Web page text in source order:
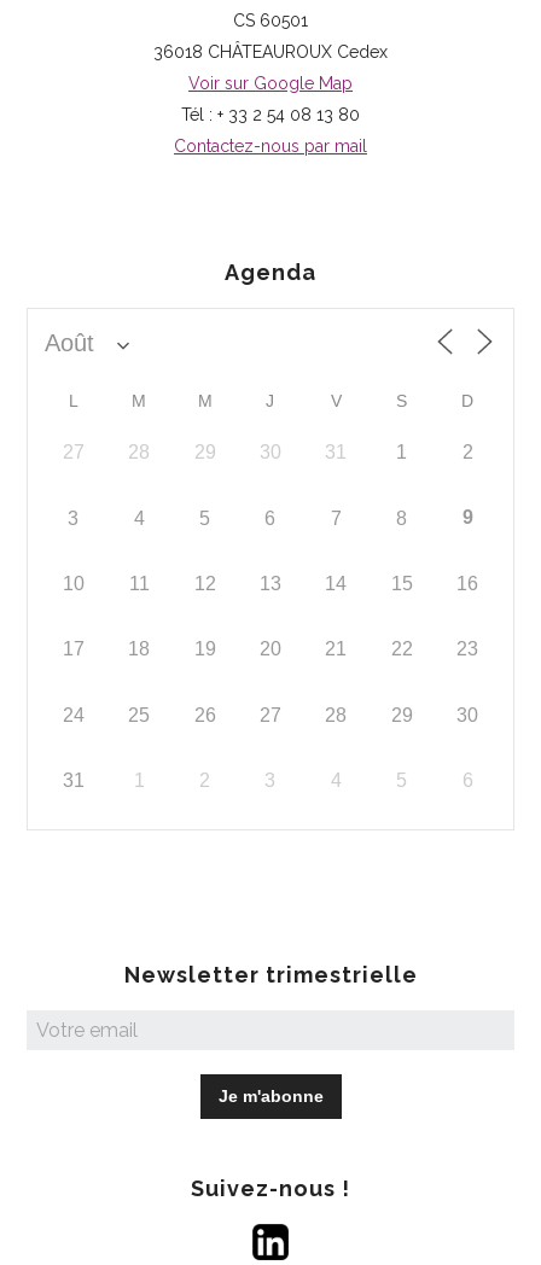
CS 60501
36018 CHÂTEAUROUX Cedex
Voir sur Google Map
Tél : + 33 2 54 08 13 80
Contactez-nous par mail
Agenda
L M M J V S D
27 28 29 30 31 1 2
3 4 5 6 7 8 9
10 11 12 13 14 15 16
17 18 19 20 21 22 23
24 25 26 27 28 29 30
31 1 2 3 4 5 6
Newsletter trimestrielle
Suivez-nous !